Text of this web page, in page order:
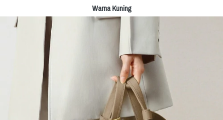
Warna Kuning